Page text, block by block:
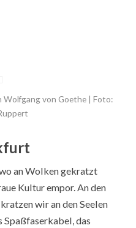
Wolfgang von Goethe | Foto:
an Wolken gekratzt
Kultur empor. An den
wir an den Seelen
Spaßfaserkabel, das